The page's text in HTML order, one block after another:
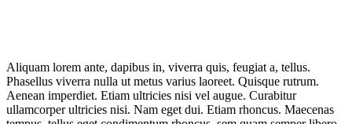
Aliquam lorem ante, dapibus in, viverra quis, feugiat a, tellus.
Phasellus viverra nulla ut metus varius laoreet. Quisque rutrum.
Aenean imperdiet. Etiam ultricies nisi vel augue. Curabitur
ullamcorper ultricies nisi. Nam eget dui. Etiam rhoncus. Maecenas